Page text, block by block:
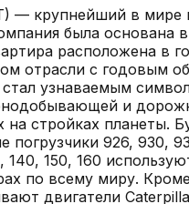
— крупнейший в мире
была основана
расположена в
отрасли с годовым
стал узнаваемым
и
на стройках планеты.
погрузчики 926, 930,
140, 150, 160
по всему миру.
двигатели